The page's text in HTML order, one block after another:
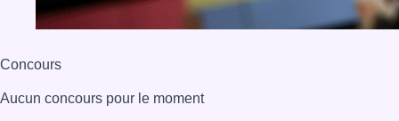
Concours
Aucun concours pour le moment